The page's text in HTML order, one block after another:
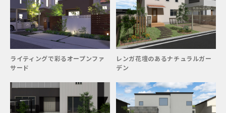
ライティングで彩るオープンファ
サード
レンガ花壇のあるナチュラルガー
デン